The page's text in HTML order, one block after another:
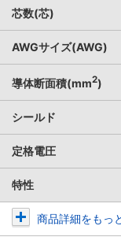
芯数(芯)
AWGサイズ(AWG)
導体断面積(mm2)
シールド
定格電圧
特性
商品詳細をもっ